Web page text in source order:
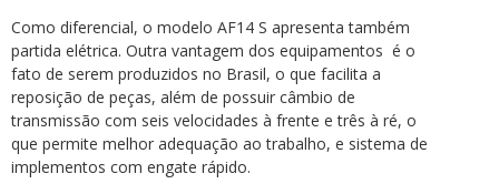
Como diferencial, o modelo AF14 S apresenta também
partida elétrica. Outra vantagem dos equipamentos é o
fato de serem produzidos no Brasil, o que facilita a
reposição de peças, além de possuir câmbio de
transmissão com seis velocidades à frente e três à ré, o
que permite melhor adequação ao trabalho, e sistema de
implementos com engate rápido.